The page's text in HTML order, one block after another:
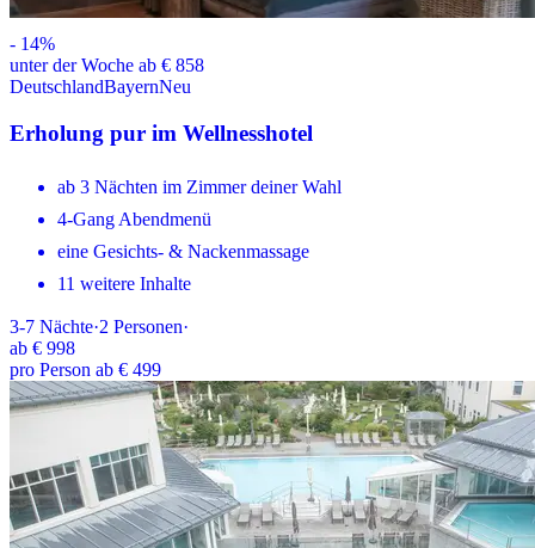
- 14%
unter der Woche ab € 858
DeutschlandBayernNeu
Erholung pur im Wellnesshotel
ab 3 Nächten im Zimmer deiner Wahl
4-Gang Abendmenü
eine Gesichts- & Nackenmassage
11 weitere Inhalte
3-7 Nächte·2 Personen·
ab € 998
pro Person ab € 499